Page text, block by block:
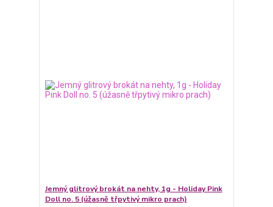
Jemný glitrový brokát na nehty, 1g - Holiday Pink
Doll no. 5 (úžasně třpytivý mikro prach)